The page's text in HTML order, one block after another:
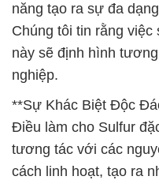
năng tạo ra sự đa
Chúng tôi tin rằng
này sẽ định hình
nghiệp.
**Sự Khác Biệt Độc
Điều làm cho Sulfur
tương tác với các
cách linh hoạt, tạo ra